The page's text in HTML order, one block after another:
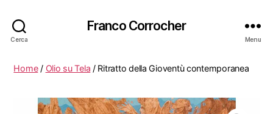
Cerca
Franco Corrocher
Menu
Home/ Olio su Tela / Ritratto della Gioventù contemporanea